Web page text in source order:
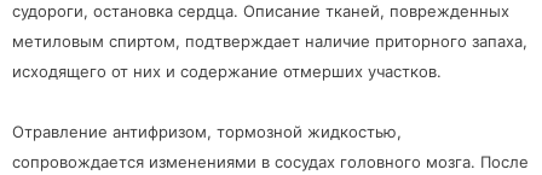
судороги, остановка сердца. Описание тканей, поврежденных
метиловым спиртом, подтверждает наличие приторного запаха,
исходящего от них и содержание отмерших участков.
Отравление антифризом, тормозной жидкостью,
сопровождается изменениями в сосудах головного мозга. После